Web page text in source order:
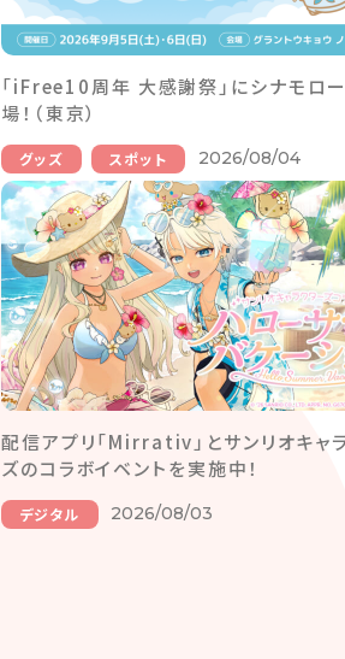
「iFree10周年 大感謝祭」にシナモロ
場！（東京）
グッズ スポット 2026/08/04
配信アプリ「Mirrativ」とサンリオキャ
ズのコラボイベントを実施中！
デジタル 2026/08/03